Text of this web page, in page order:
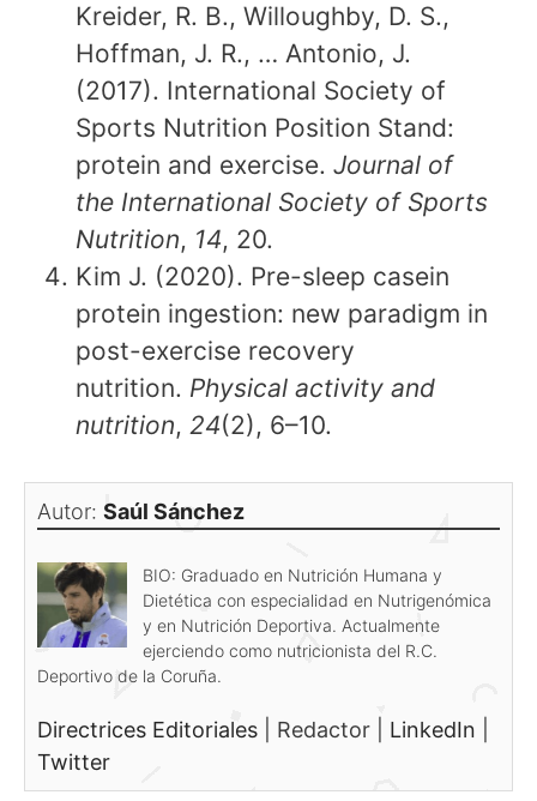
Kreider, R. B., Willoughby, D. S.,
Hoffman, J. R., … Antonio, J.
(2017). International Society of
Sports Nutrition Position Stand:
protein and exercise. Journal of
the International Society of Sports
Nutrition, 14, 20.
Kim J. (2020). Pre-sleep casein
protein ingestion: new paradigm in
post-exercise recovery
nutrition. Physical activity and
nutrition, 24(2), 6–10.
Autor: Saúl Sánchez
BIO: Graduado en Nutrición Humana y
Dietética con especialidad en Nutrigenómica
y en Nutrición Deportiva. Actualmente
ejerciendo como nutricionista del R.C.
Deportivo de la Coruña.
Directrices Editoriales Redactor LinkedIn
Twitter